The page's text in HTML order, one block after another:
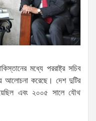
মধ্যে পররাষ্ট্র সচিব
আলোচনা করেছে। দেশ দুটির
এবং ২০০৫ সালে যৌথ